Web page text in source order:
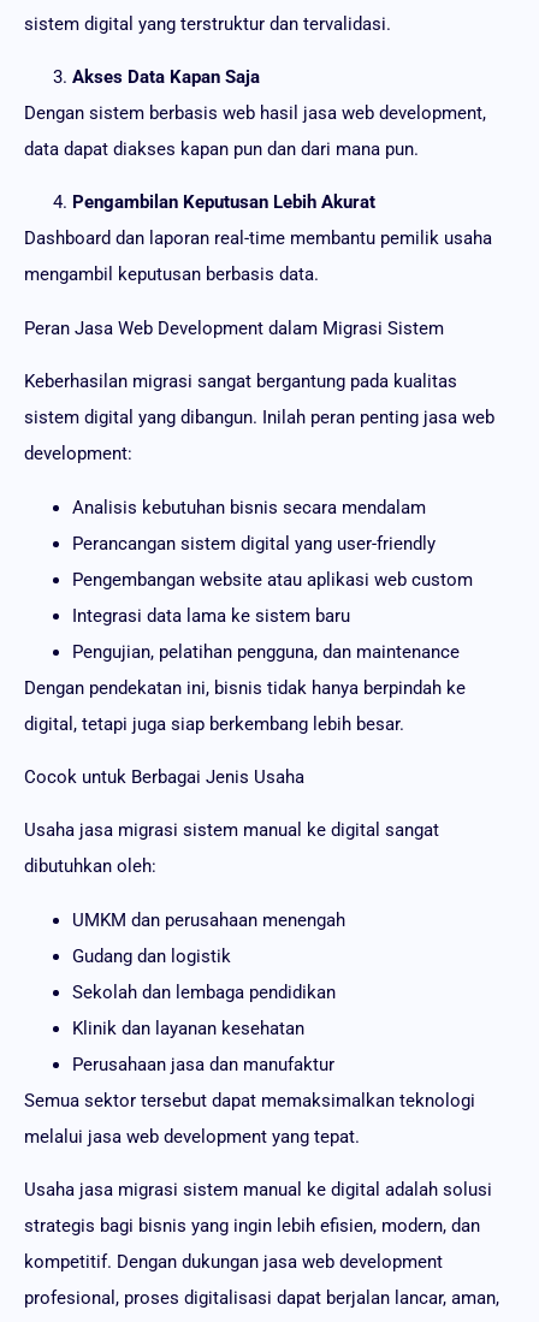
sistem digital yang terstruktur dan tervalidasi.
Akses Data Kapan Saja
Dengan sistem berbasis web hasil jasa web development,
data dapat diakses kapan pun dan dari mana pun.
Pengambilan Keputusan Lebih Akurat
Dashboard dan laporan real-time membantu pemilik usaha
mengambil keputusan berbasis data.
Peran Jasa Web Development dalam Migrasi Sistem
Keberhasilan migrasi sangat bergantung pada kualitas
sistem digital yang dibangun. Inilah peran penting jasa web
development:
Analisis kebutuhan bisnis secara mendalam
Perancangan sistem digital yang user-friendly
Pengembangan website atau aplikasi web custom
Integrasi data lama ke sistem baru
Pengujian, pelatihan pengguna, dan maintenance
Dengan pendekatan ini, bisnis tidak hanya berpindah ke
digital, tetapi juga siap berkembang lebih besar.
Cocok untuk Berbagai Jenis Usaha
Usaha jasa migrasi sistem manual ke digital sangat
dibutuhkan oleh:
UMKM dan perusahaan menengah
Gudang dan logistik
Sekolah dan lembaga pendidikan
Klinik dan layanan kesehatan
Perusahaan jasa dan manufaktur
Semua sektor tersebut dapat memaksimalkan teknologi
melalui jasa web development yang tepat.
Usaha jasa migrasi sistem manual ke digital adalah solusi
strategis bagi bisnis yang ingin lebih efisien, modern, dan
kompetitif. Dengan dukungan jasa web development
profesional, proses digitalisasi dapat berjalan lancar, aman,